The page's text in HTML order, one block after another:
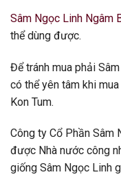
Sâm Ngọc Linh Ngâm
thể dùng được.
Để tránh mua phải
có thể yên tâm khi
Kon Tum.
Công ty Cổ Phần Sâm
được Nhà nước công
giống Sâm Ngọc Linh